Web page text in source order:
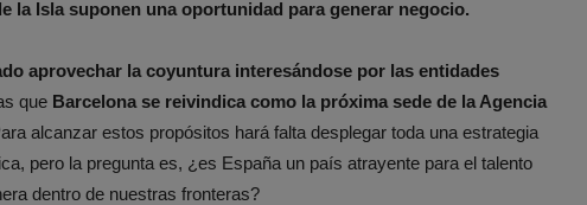
la Isla suponen una oportunidad para generar negocio.
aprovechar la coyuntura interesándose por las entidades
que Barcelona se reivindica como la próxima sede de la Agencia
alcanzar estos propósitos hará falta desplegar toda una estrategia
pero la pregunta es, ¿es España un país atrayente para el talento
dentro de nuestras fronteras?